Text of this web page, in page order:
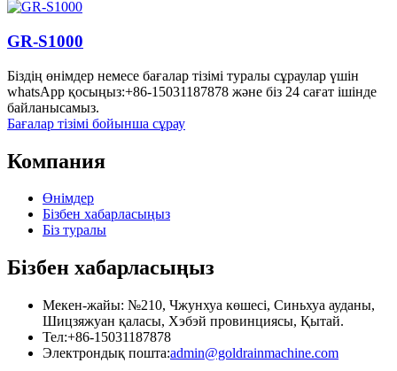
GR-S1000
Біздің өнімдер немесе бағалар тізімі туралы сұраулар үшін
whatsApp қосыңыз:+86-15031187878 және біз 24 сағат ішінде
байланысамыз.
Бағалар тізімі бойынша сұрау
Компания
Өнімдер
Бізбен хабарласыңыз
Біз туралы
Бізбен хабарласыңыз
Мекен-жайы: №210, Чжунхуа көшесі, Синьхуа ауданы,
Шицзяжуан қаласы, Хэбэй провинциясы, Қытай.
Тел:+86-15031187878
Электрондық пошта:admin@goldrainmachine.com